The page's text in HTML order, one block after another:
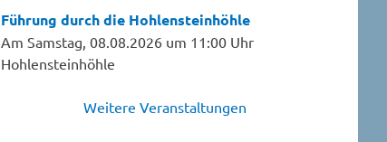
Führung durch die Hohlensteinhöhle
Am Samstag, 08.08.2026 um 11:00 Uhr
Hohlensteinhöhle
Weitere Veranstaltungen